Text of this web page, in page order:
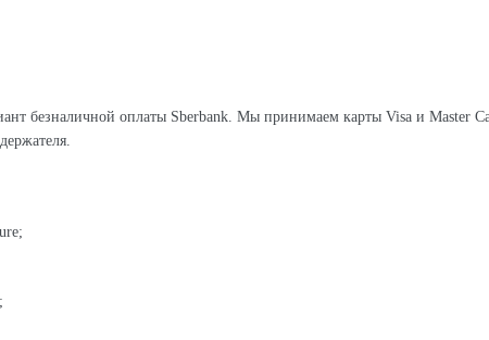
безналичной оплаты Sberbank. Мы принимаем карты Visa и Master